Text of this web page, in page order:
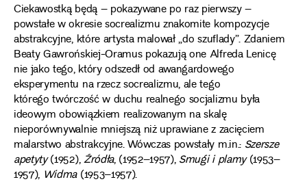
Ciekawostką będą – pokazywane po raz pierwszy –
powstałe w okresie socrealizmu znakomite kompozycje
abstrakcyjne, które artysta malował „do szuflady”. Zdaniem
Beaty Gawrońskiej-Oramus pokazują one Alfreda Lenicę
nie jako tego, który odszedł od awangardowego
eksperymentu na rzecz socrealizmu, ale tego
którego twórczość w duchu realnego socjalizmu była
ideowym obowiązkiem realizowanym na skalę
nieporównywalnie mniejszą niż uprawiane z zacięciem
malarstwo abstrakcyjne. Wówczas powstały m.in.: Szersze
apetyty(1952),Źródła, (1952–1957),Smugi i plamy(1953–
1957), Widma(1953–1957).